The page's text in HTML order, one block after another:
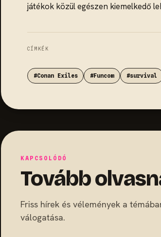
játékok közül egészen kiemelkedő
CÍMKÉK
#Conan Exiles #Funcom #survival
KAPCSOLÓDÓ
Tovább
Friss hírek és vélemények a
válogatása.